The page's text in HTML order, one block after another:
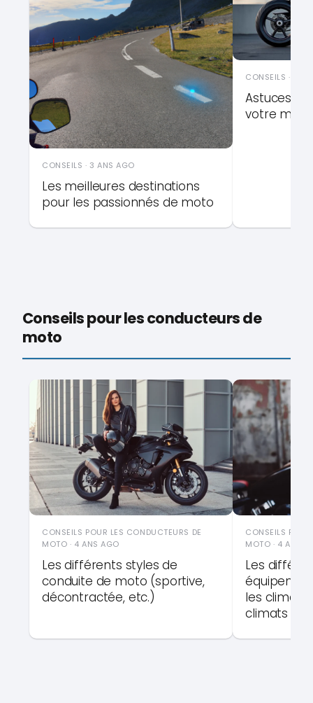
CONSEILS · 3 ANS AGO
Les meilleures destinations
pour les passionnés de moto
CONSEILS · 3
Astuces
votre moto
Conseils pour les conducteurs de
moto
CONSEILS POUR LES CONDUCTEURS DE
MOTO · 4 ANS AGO
Les différents styles de
conduite de moto (sportive,
décontractée, etc.)
CONSEILS
MOTO · 4 ANS
Les
les climats
climats